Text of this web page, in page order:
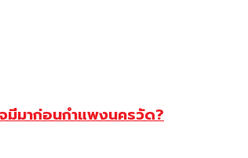
มีมาก่อนกำแพงนครวัด?